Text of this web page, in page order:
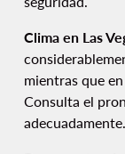
Clima en Las
mientras que
Consulta el
adecuadamente.